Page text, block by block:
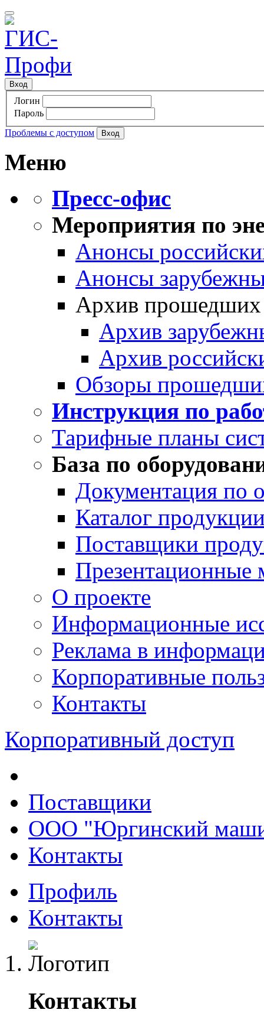
Вход
Логин
Пароль
Проблемы с доступом
Меню
Пресс-офис
Мероприятия по
Анонсы
Анонсы
Архив прошедших
Архив
Архив
Обзоры
Инструкция по
Тарифные планы
База по
Документация по
Каталог
Поставщики
Презентационные
О проекте
Информационные
Реклама в
Корпоративные
Контакты
Корпоративный доступ
Поставщики
ООО "Юргинский
Контакты
Профиль
Контакты
Контакты